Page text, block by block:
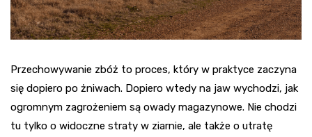
Przechowywanie zbóż to proces, który w praktyce zaczyna
się dopiero po żniwach. Dopiero wtedy na jaw wychodzi, jak
ogromnym zagrożeniem są owady magazynowe. Nie chodzi
tu tylko o widoczne straty w ziarnie, ale także o utratę